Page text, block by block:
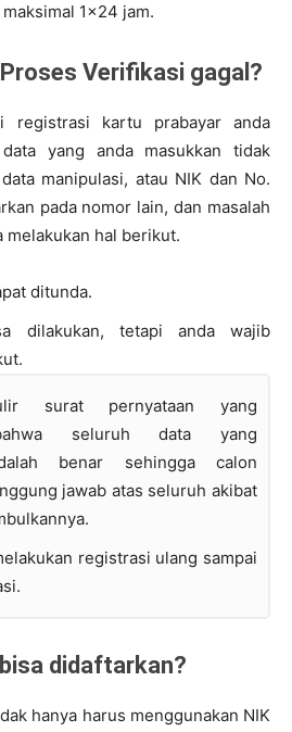
1×24 jam.
Proses Verifikasi gagal?
registrasi kartu prabayar anda
yang anda masukkan tidak
manipulasi, atau NIK dan No.
pada nomor lain, dan masalah
melakukan hal berikut.
ditunda.
dilakukan, tetapi anda wajib
surat pernyataan yang
seluruh data yang
benar sehingga calon
jawab atas seluruh akibat
registrasi ulang sampai
bisa didaftarkan?
hanya harus menggunakan NIK